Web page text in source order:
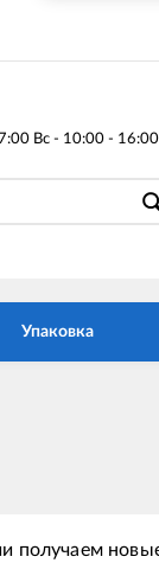
Вс - 10:00 - 16:00
Упаковка
получаем